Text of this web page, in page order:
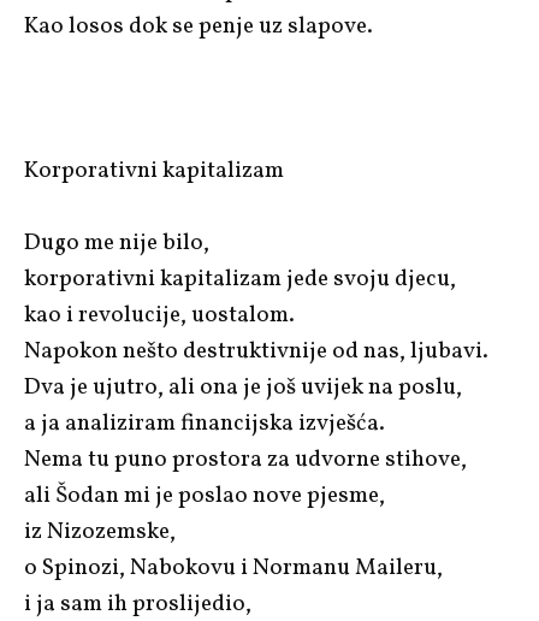
Kao losos dok se penje uz slapove.
Korporativni kapitalizam
Dugo me nije bilo,
korporativni kapitalizam jede svoju djecu,
kao i revolucije, uostalom.
Napokon nešto destruktivnije od nas, ljubavi.
Dva je ujutro, ali ona je još uvijek na poslu,
a ja analiziram financijska izvješća.
Nema tu puno prostora za udvorne stihove,
ali Šodan mi je poslao nove pjesme,
iz Nizozemske,
o Spinozi, Nabokovu i Normanu Maileru,
i ja sam ih proslijedio,